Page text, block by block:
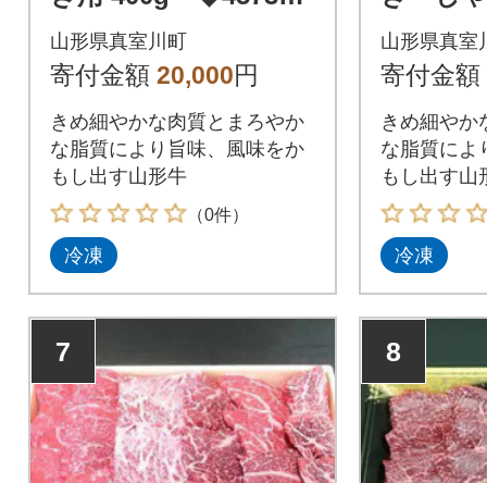
4
山形県真室川町
寄付金額 20,000円
きめ細やかな肉質とまろやか
な脂質により旨味、風味をか
もし出す山形牛
（0件）
冷凍
00g
山形県真室
寄付金額
きめ細やか
な脂質によ
もし出す山
冷凍
7 8